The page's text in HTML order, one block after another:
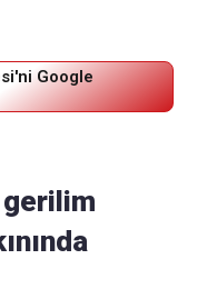
Google
gerilim